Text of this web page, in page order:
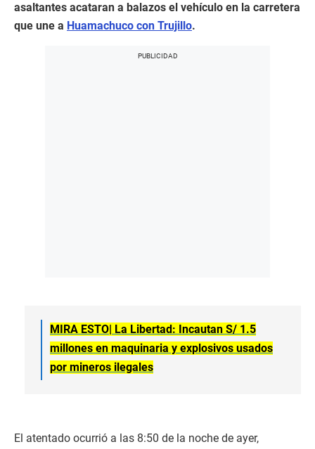
asaltantes acataran a balazos el vehículo en la carretera
que une a Huamachuco con Trujillo.
MIRA ESTO| La Libertad: Incautan S/ 1.5
millones en maquinaria y explosivos usados
por mineros ilegales
El atentado ocurrió a las 8:50 de la noche de ayer,